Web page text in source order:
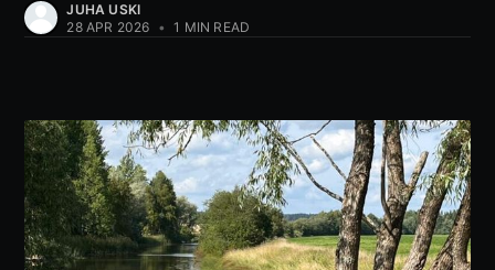
JUHA USKI
28 APR 2026 • 1 MIN READ